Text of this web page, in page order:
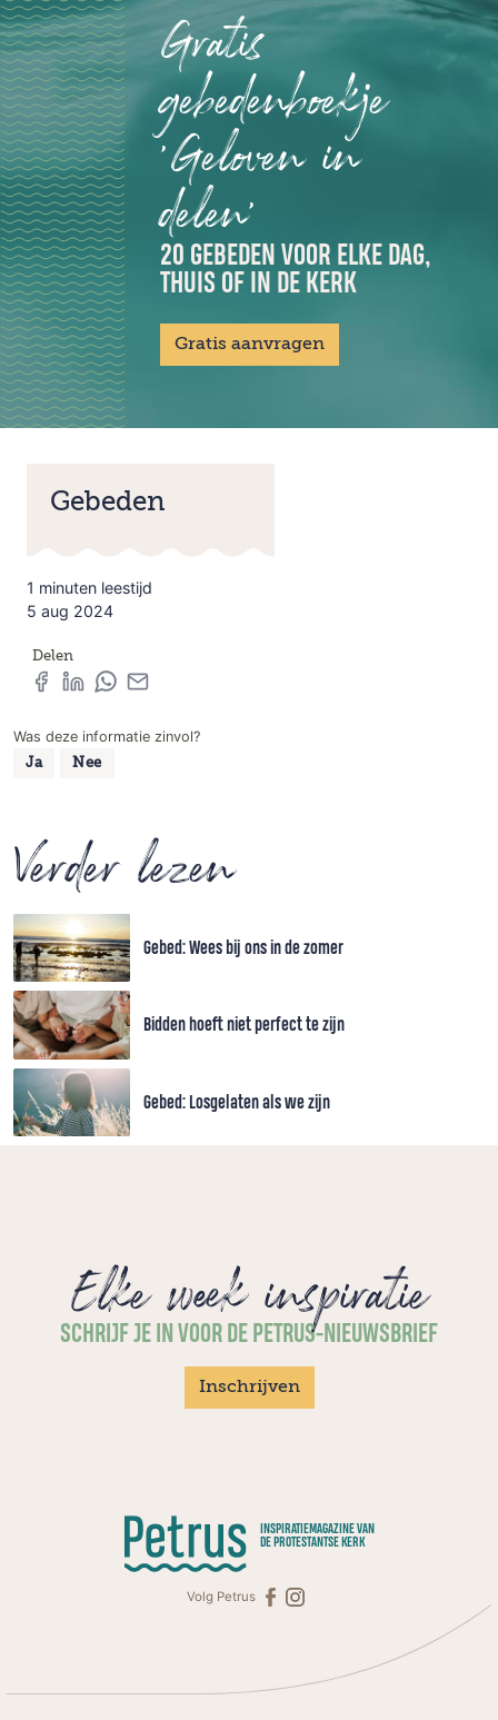
Gratis
gebedenboekje
'Geloven in
delen'
20 GEBEDEN VOOR ELKE DAG,
THUIS OF IN DE KERK
Gratis aanvragen
Gebeden
1 minuten leestijd
5 aug 2024
Delen
Was deze informatie zinvol?
Ja Nee
Verder lezen
Gebed: Wees bij ons in de zomer
Bidden hoeft niet perfect te zijn
Gebed: Losgelaten als we zijn
Elke week inspiratie
SCHRIJF JE IN VOOR DE PETRUS-NIEUWSBRIEF
Inschrijven
INSPIRATIEMAGAZINE VAN
DE PROTESTANTSE KERK
Volg Petrus